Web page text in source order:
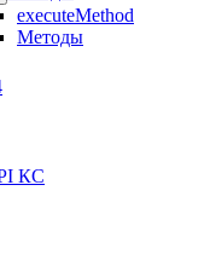
executeMethod
Методы
КС